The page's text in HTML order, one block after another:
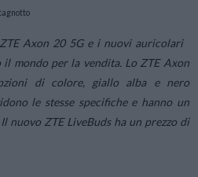
Axon 20 5G e i nuovi auricolari
mondo per la vendita. Lo ZTE Axon
di colore, giallo alba e nero
le stesse specifiche e hanno un
nuovo ZTE LiveBuds ha un prezzo di